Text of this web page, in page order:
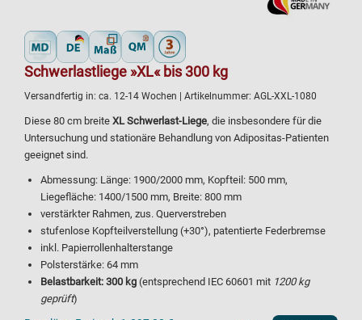
Schwerlastliege »XL« bis 300 kg
Versandfertig in: ca. 12-14 Wochen | Artikelnummer: AGL-XXL-1080
Diese 80 cm breite XL Schwerlast-Liege, die insbesondere für die
Untersuchung und stationäre Behandlung von Adipositas-Patienten
geeignet sind.
Abmessung: Länge: 1900/2000 mm, Kopfteil: 500 mm,
Liegefläche: 1400/1500 mm, Breite: 800 mm
verstärkter Rahmen, zus. Querverstreben
stufenlose Kopfteilverstellung (+30°), patentierte Federbremse
inkl. Papierrollenhalterstange
Polsterstärke: 64 mm
Belastbarkeit: 300 kg (entsprechend IEC 60601 mit 1200 kg
geprüft)